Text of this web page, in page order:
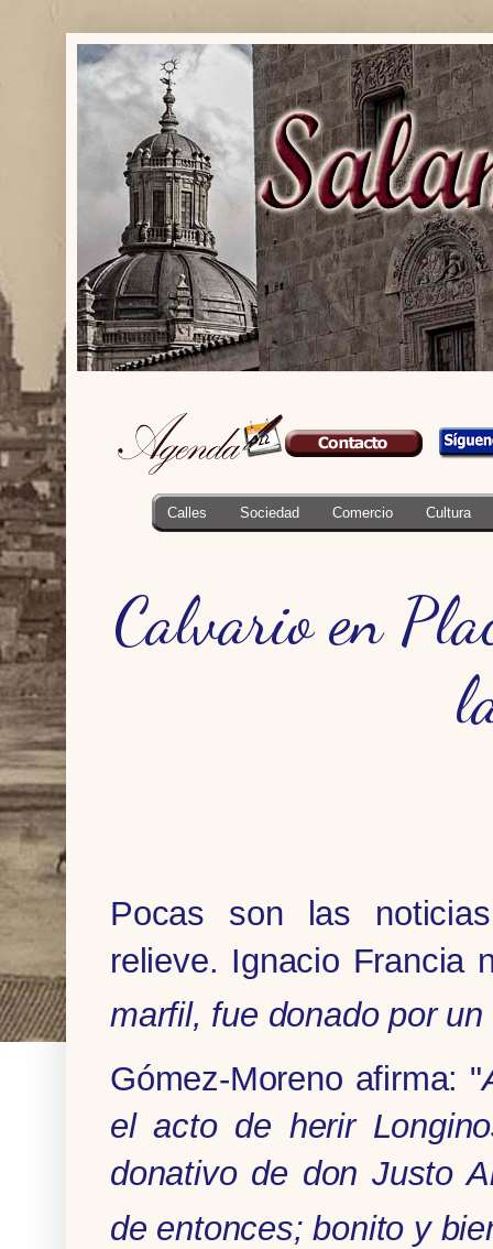
Calles Sociedad Comercio Cultura
Calvario en
Pocas son las
relieve. Ignacio Francia
marfil, fue donado por
Gómez-Moreno afirma: "
el acto de herir
donativo de don Justo
de entonces; bonito y